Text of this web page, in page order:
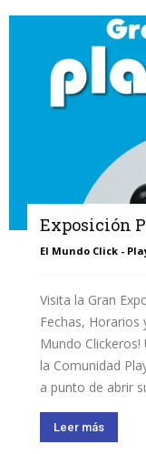
Exposición
El Mundo Click -
Visita la Gran
Fechas, Horarios
Mundo
la Comunidad
a punto de abrir
Leer más